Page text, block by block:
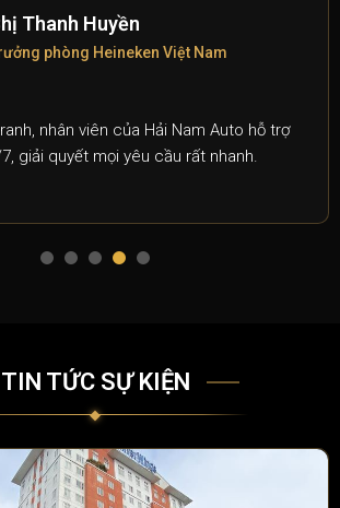
Thanh Huyền
phòng Heineken Việt Nam
nhân viên của Hải Nam Auto hỗ trợ
giải quyết mọi yêu cầu rất nhanh.
TIN TỨC SỰ KIỆN